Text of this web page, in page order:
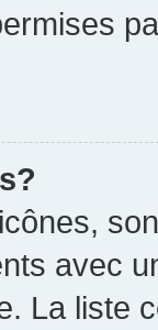
avec
La liste